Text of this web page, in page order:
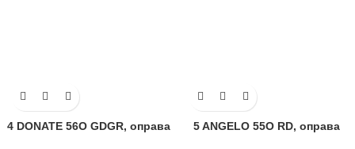
4 DONATE 56O GDGR, оправа 5 ANGELO 55O RD, оправа